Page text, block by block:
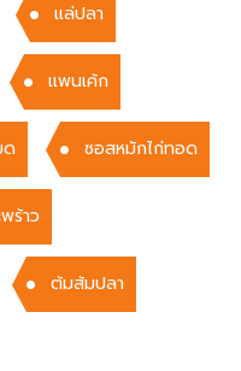
แล่ปลา
เเพนเค้ก
ด ซอสหมักไก่ทอด
ร้าว
ต้มส้มปลา